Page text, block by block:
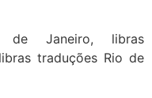
de Janeiro, libras
traduções Rio de